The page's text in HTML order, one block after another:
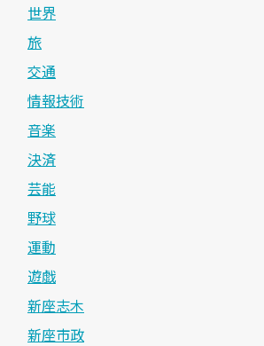
世界
旅
交通
情報技術
音楽
決済
芸能
野球
運動
遊戯
新座志木
新座市政